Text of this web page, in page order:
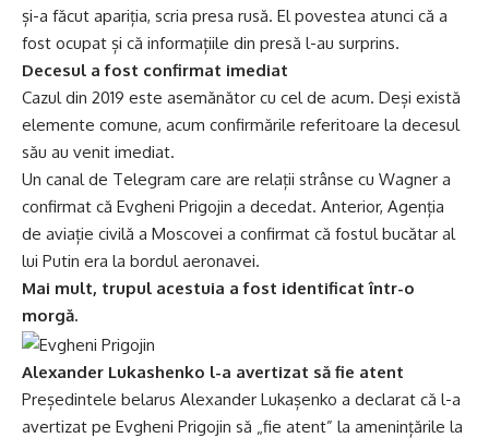
și-a făcut apariția, scria presa rusă. El povestea atunci că a
fost ocupat și că informațiile din presă l-au surprins.
Decesul a fost confirmat imediat
Cazul din 2019 este asemănător cu cel de acum. Deși există
elemente comune, acum confirmările referitoare la decesul
său au venit imediat.
Un canal de Telegram care are relații strânse cu Wagner a
confirmat că Evgheni Prigojin a decedat. Anterior, Agenția
de aviație civilă a Moscovei a confirmat că fostul bucătar al
lui Putin era la bordul aeronavei.
Mai mult, trupul acestuia a fost identificat într-o
morgă.
Alexander Lukashenko l-a avertizat să fie atent
Președintele belarus Alexander Lukașenko a declarat că l-a
avertizat pe Evgheni Prigojin să „fie atent” la amenințările la